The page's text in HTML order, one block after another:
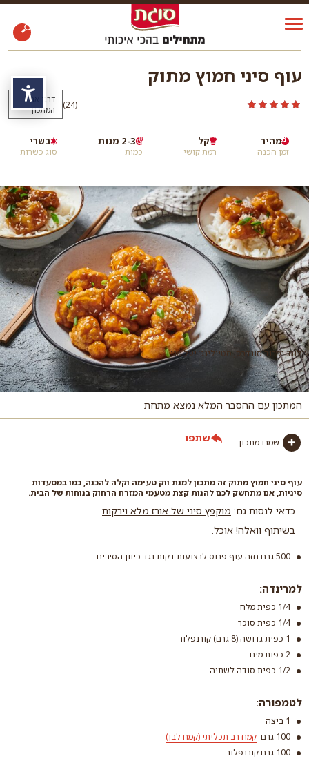
עוף סיני חמוץ מתוק
(24
)
דרגו את
המתכון
זמן הכנה
מהיר
רמת קושי
קל
כמות
2-3 מנות
סוג כשרות
בשרי
צילום: נמרוד סונדרס, סטיילינג: יעל מגן
המתכון עם ההסבר המלא נמצא מתחת
שמרו מתכון שתפו
עוף סיני חמוץ מתוק זה מתכון למנת ווק טעימה וקלה להכנה, כמו במסעדות
סיניות, אם מתחשק לכם להנות קצת מטעמי המזרח הרחוק בנוחות של הבית.
כדאי לנסות גם: מוקפץ סיני של אורז מלא וירקות
בשיתוף וואלה! אוכל.
500 גרם חזה עוף פרוס לרצועות דקות נגד כיוון הסיבים
למרינדה:
1/4 כפית מלח
1/4 כפית סוכר
1 כפית גדושה (8 גרם) קורנפלור
2 כפות מים
1/2 כפית סודה לשתיה
לטמפורה:
1 ביצה
100 גרם
קמח רב תכליתי (קמח לבן)
100 גרם קורנפלור